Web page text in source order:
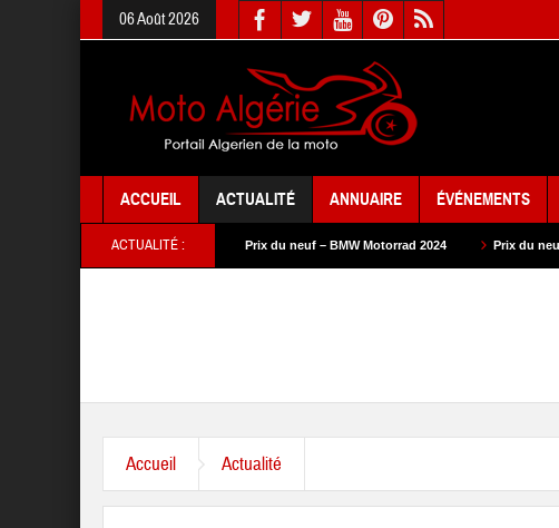
06 Août 2026
ACCUEIL ACTUALITÉ ANNUAIRE ÉVÉNEMENTS
ACTUALITÉ :
Prix du neuf – BMW Motorrad 2024 Prix du neuf – SAM Cycle 2024
Accueil Actualité